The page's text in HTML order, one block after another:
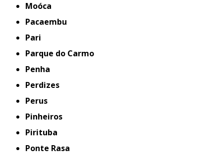
Moóca
Pacaembu
Pari
Parque do Carmo
Penha
Perdizes
Perus
Pinheiros
Pirituba
Ponte Rasa